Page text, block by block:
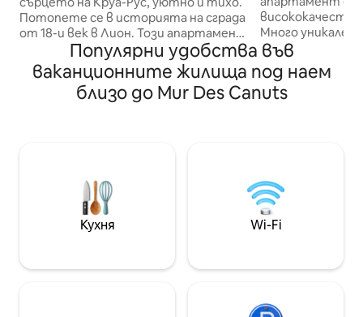
Потопете се в историята на сграда
от 18-и век в Лион. Този апартамент
с открити камъни и таван в лионски
стил предлага топла атмосфера,
обляна в светлина, обърната на юг.
Всекидневната включва
пазари, ресторанти и магазини,
докато се наслаждавате на
абсолютно спокойствие през
Много
таван тип
с красива
оборудвана
спалня на
Осигурено е
кафе, чай и др.
жителите
забранени.
Популярни удобства във
ваканционните жилища под наем
близо до Mur Des Canuts
Кухня Wi-Fi